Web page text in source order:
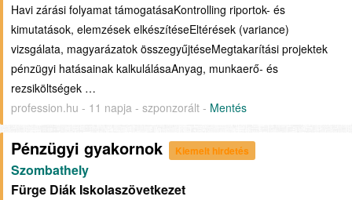
Havi zárási folyamat támogatásaKontrolling riportok- és
kimutatások, elemzések elkészítéseEltérések (variance)
vizsgálata, magyarázatok összegyűjtéseMegtakarítási projektek
pénzügyi hatásainak kalkulálásaAnyag, munkaerő- és
rezsiköltségek …
profession.hu - 11 napja - szponzorált - Mentés
Pénzügyi gyakornok Kiemelt hirdetés
Szombathely
Fürge Diák Iskolaszövetkezet